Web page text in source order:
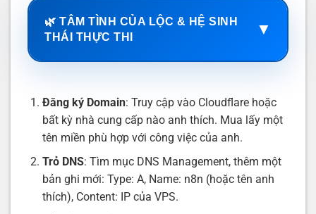
🌿 TÂM TÌNH CỦA LỘC & HỆ SINH
THÁI THỰC THI
▼
Đăng ký Domain: Truy cập vào Cloudflare hoặc
bất kỳ nhà cung cấp nào anh thích. Mua lấy một
tên miền phù hợp với công việc của anh.
Trỏ DNS: Tìm mục DNS Management, thêm một
bản ghi mới: Type: A, Name: n8n (hoặc tên anh
thích), Content: IP của VPS.